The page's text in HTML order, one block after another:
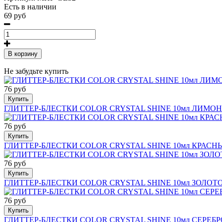
Есть в наличии
69 руб
В корзину
Не забудьте купить
76 руб
Купить
ГЛИТТЕР-БЛЕСТКИ COLOR CRYSTAL SHINE 10мл ЛИМОН
76 руб
Купить
ГЛИТТЕР-БЛЕСТКИ COLOR CRYSTAL SHINE 10мл
76 руб
Купить
ГЛИТТЕР-БЛЕСТКИ COLOR CRYSTAL SHINE 10мл
76 руб
Купить
ГЛИТТЕР-БЛЕСТКИ COLOR CRYSTAL SHINE 10мл